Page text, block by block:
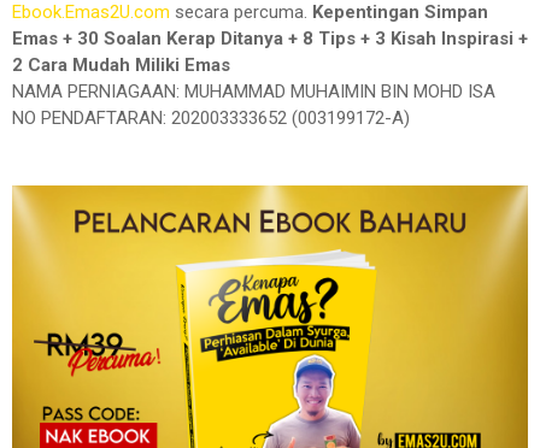
Ebook.Emas2U.com secara percuma. Kepentingan Simpan
Emas + 30 Soalan Kerap Ditanya + 8 Tips + 3 Kisah Inspirasi +
2 Cara Mudah Miliki Emas
NAMA PERNIAGAAN: MUHAMMAD MUHAIMIN BIN MOHD ISA
NO PENDAFTARAN: 202003333652 (003199172-A)